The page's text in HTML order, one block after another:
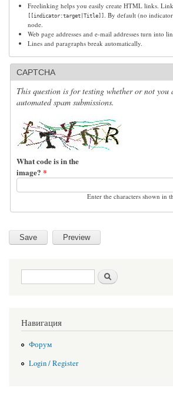
Freelinking helps you easily create HTML links.
[[indicator:target|Title]]
. By default (no
node.
Web page addresses and e-mail addresses turn into
Lines and paragraphs break automatically.
CAPTCHA
This question is for testing whether or not
automated spam submissions.
What code is in the
image? *
Enter the characters shown in
Search form
Навигация
Форум
Login / Register